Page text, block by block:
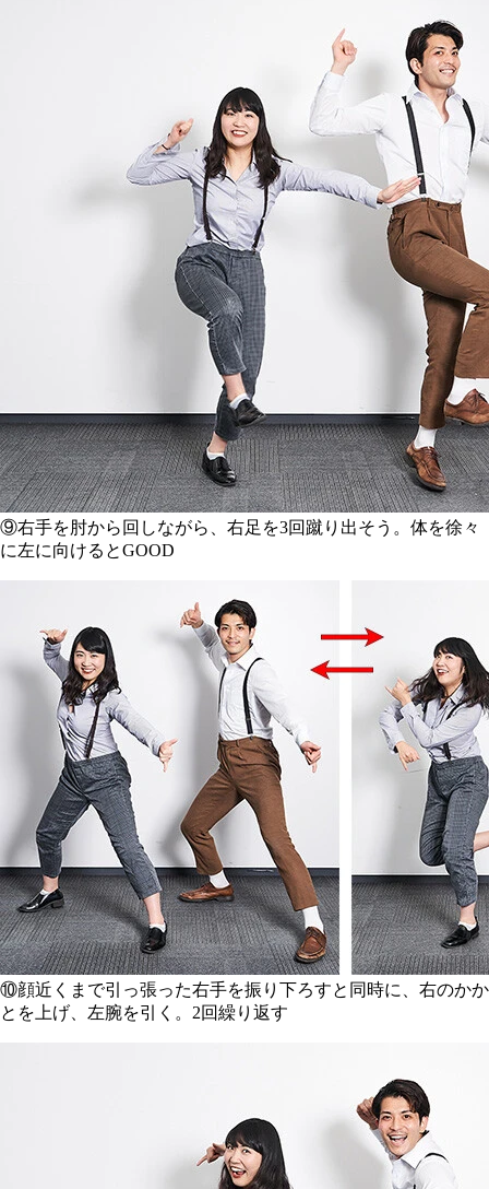
⑨右手を肘から回しながら、右足を3回蹴り出そう。体を徐々
に左に向けるとGOOD
⑩顔近くまで引っ張った右手を振り下ろすと同時に、右のかか
とを上げ、左腕を引く。2回繰り返す